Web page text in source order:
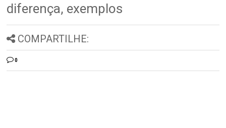
diferença, exemplos
COMPARTILHE:
0